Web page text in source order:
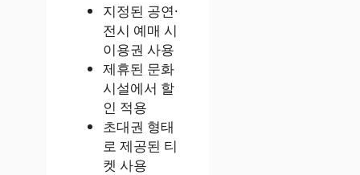
지정된 공연·
전시 예매 시
이용권 사용
제휴된 문화
시설에서 할
인 적용
초대권 형태
로 제공된 티
켓 사용